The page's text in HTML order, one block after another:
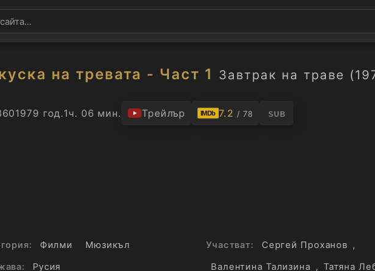
на тревата - Част 1 Завтрак на траве
1979 год.1ч. 06 мин. Трейлър IMDb 7.2 / 78 SUB
Филми
Мюзикъл
Русия
Участват: Сергей Проханов ,
Валентина Тализина , Татяна